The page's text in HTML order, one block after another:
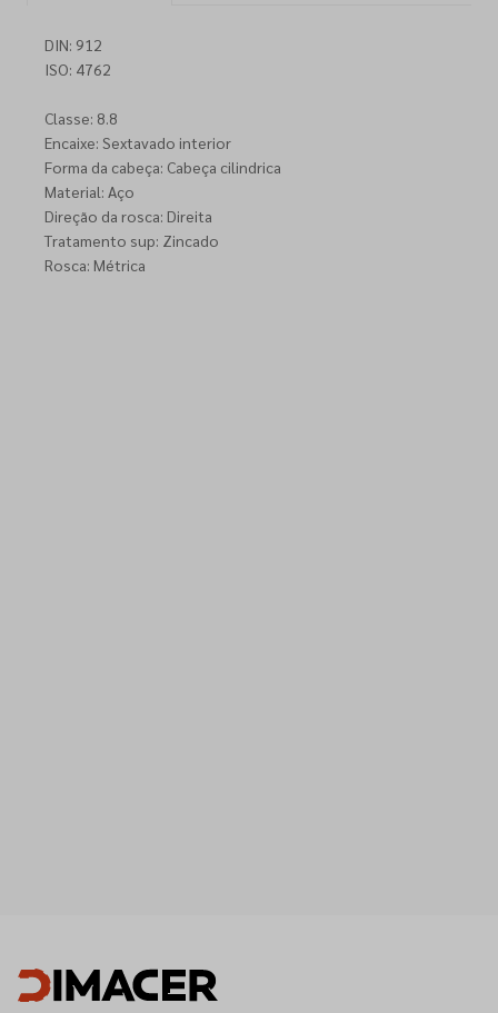
DIN: 912
ISO: 4762
Classe: 8.8
Encaixe: Sextavado interior
Forma da cabeça: Cabeça cilindrica
Material: Aço
Direção da rosca: Direita
Tratamento sup: Zincado
Rosca: Métrica